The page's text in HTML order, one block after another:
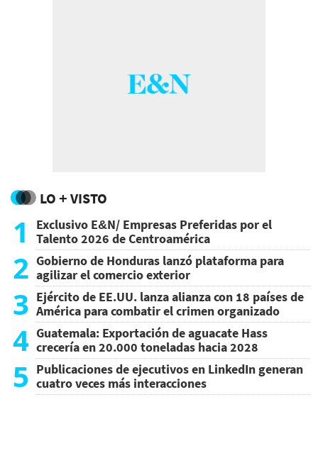
LO + VISTO
1
Exclusivo E&N/ Empresas Preferidas por el
Talento 2026 de Centroamérica
2 Gobierno de Honduras lanzó plataforma para
agilizar el comercio exterior
3 Ejército de EE.UU. lanza alianza con 18 países de
América para combatir el crimen organizado
4 Guatemala: Exportación de aguacate Hass
crecería en 20.000 toneladas hacia 2028
5 Publicaciones de ejecutivos en LinkedIn generan
cuatro veces más interacciones